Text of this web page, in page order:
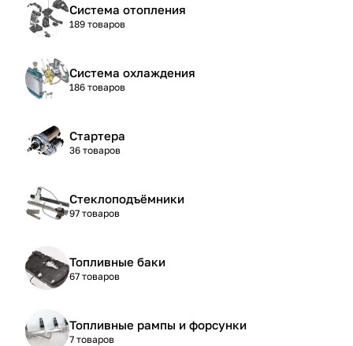
Система отопления
189 товаров
Система охлаждения
186 товаров
Стартера
36 товаров
Стеклоподъёмники
97 товаров
Топливные баки
67 товаров
Топливные рампы и форсунки
7 товаров